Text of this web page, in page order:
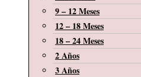
9 – 12 Meses
12 – 18 Meses
18 – 24 Meses
2 Años
3 Años